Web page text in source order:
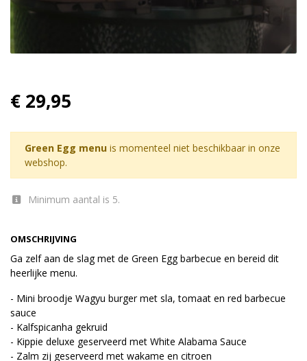
OMSCHRIJVING
Ga zelf aan de slag met de Green Egg barbecue en bereid dit
heerlijke menu.
- Mini broodje Wagyu burger met sla, tomaat en red barbecue
sauce
- Kalfspicanha gekruid
- Kippie deluxe geserveerd met White Alabama Sauce
- Zalm zij geserveerd met wakame en citroen
€ 29,95
Green Egg menu is momenteel niet beschikbaar in onze
webshop.
Minimum aantal is 5.